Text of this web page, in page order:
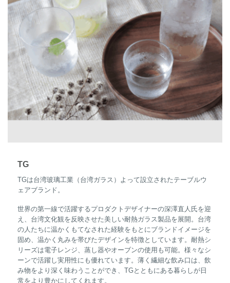
TG
TGは台湾玻璃工業（台湾ガラス）よって設立されたテーブルウ
ェアブランド。
世界の第一線で活躍するプロダクトデザイナーの深澤直人氏を迎
え、台湾文化観を反映させた美しい耐熱ガラス製品を展開。台湾
の人たちに温かくもてなされた経験をもとにブランドイメージを
固め、温かく丸みを帯びたデザインを特徴としています。耐熱シ
リーズは電子レンジ、蒸し器やオーブンの使用も可能。様々なシ
ーンで活躍し実用性にも優れています。薄く繊細な飲み口は、飲
み物をより深く味わうことができ、TGとともにある暮らしが日
常をより豊かにしてくれます。